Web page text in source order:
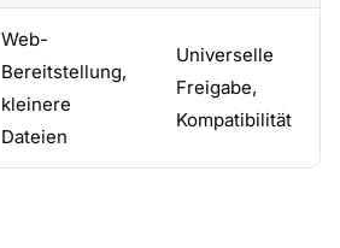
Web-
Bereitstellung,
kleinere
Dateien
Universelle
Freigabe,
Kompatibilität